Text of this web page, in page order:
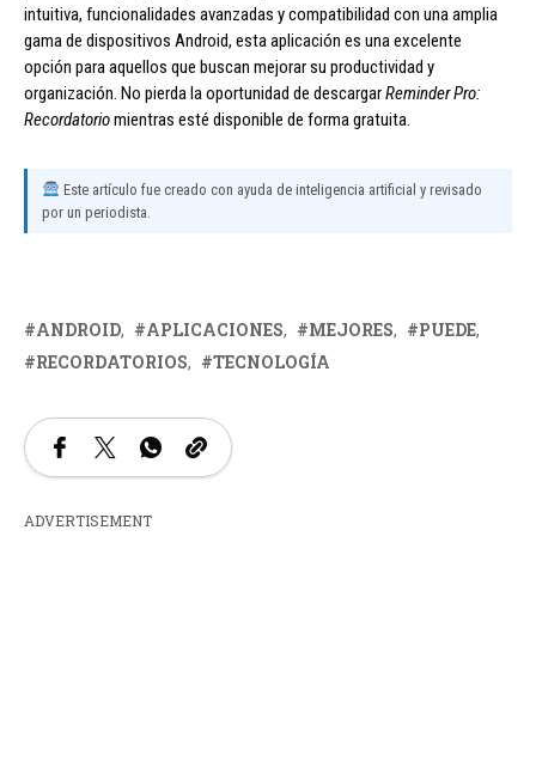
intuitiva, funcionalidades avanzadas y compatibilidad con una amplia
gama de dispositivos Android, esta aplicación es una excelente
opción para aquellos que buscan mejorar su productividad y
organización. No pierda la oportunidad de descargarReminder Pro:
Recordatoriomientras esté disponible de forma gratuita.
Este artículo fue creado con ayuda de inteligencia artificial y revisado
por un periodista.
ANDROID APLICACIONES MEJORES
PUEDE
RECORDATORIOS
TECNOLOGÍA
ADVERTISEMENT